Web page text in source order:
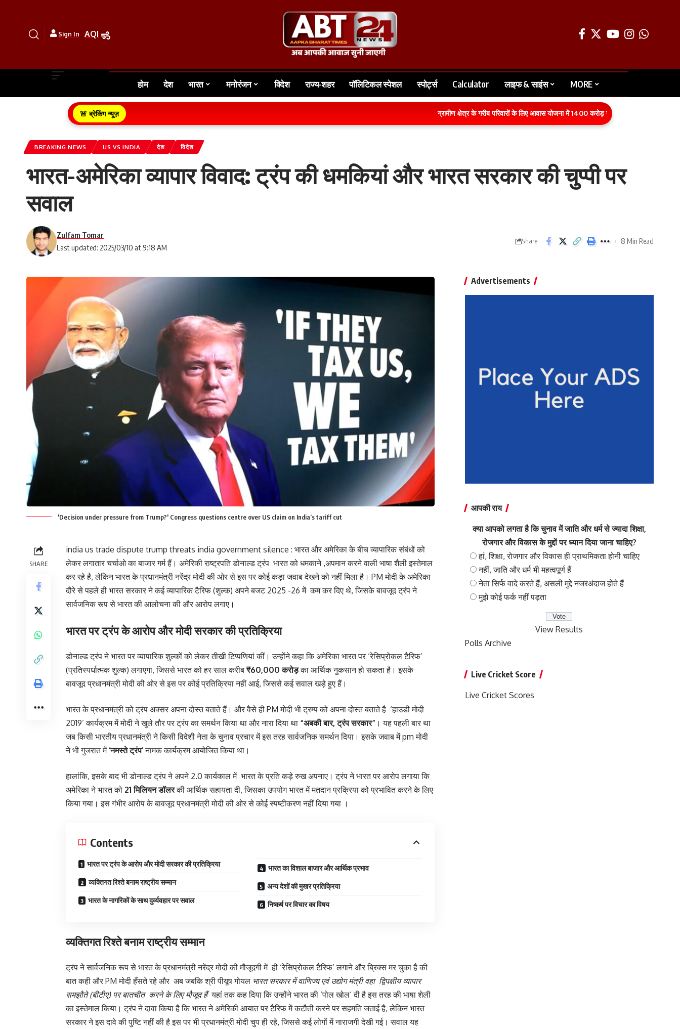
Sign In AQI
होम देश भारत मनोरंजन विदेश राज्य-शहर पॉलिटिकल स्पेशल स्पोर्ट्स Calculator लाइफ & साइंस MORE
🚨 ब्रेकिंग न्यूज़ ग्रामीण क्षेत्र के गरीब परिवारों के लिए आवास योजना में 1400 करोड़ रुपये का बजट वित्तीय वर्ष 2026-27
BREAKING NEWS US VS INDIA देश विदेश
भारत-अमेरिका व्यापार विवाद: ट्रंप की धमकियां और भारत सरकार की चुप्पी पर
सवाल
Last updated: 2025/03/10 at 9:18 AM
Zulfam Tomar
Share 8 Min Read
'Decision under pressure from Trump?' Congress questions centre over US claim on India’s tariff cut
SHARE
india us trade dispute trump threats india government silence : भारत और अमेरिका के बीच व्यापारिक संबंधों को
लेकर लगातार चर्चाओ का बाजार गर्म हैं। अमेरिकी राष्ट्रपति डोनाल्ड ट्रंप भारत को धमकाने ,अपमान करने वाली भाषा शैली इस्तेमाल
कर रहे है, लेकिन भारत के प्रधानमंत्री नरेंद्र मोदी की ओर से इस पर कोई कड़ा जवाब देखने को नहीं मिला है। PM मोदी के अमेरिका
दौरे से पहले ही भारत सरकार ने कई व्यापारिक टैरिफ (शुल्क) अपने बजट 2025 -26 में कम कर दिए थे, जिसके बावजूद ट्रंप ने
सार्वजनिक रूप से भारत की आलोचना की और आरोप लगाए।
भारत पर ट्रंप के आरोप और मोदी सरकार की प्रतिक्रिया
डोनाल्ड ट्रंप ने भारत पर व्यापारिक शुल्कों को लेकर तीखी टिप्पणियां कीं। उन्होंने कहा कि अमेरिका भारत पर ‘रेसिप्रोकल टैरिफ’
(प्रतिस्पर्धात्मक शुल्क) लगाएगा, जिससे भारत को हर साल करीब ₹60,000 करोड़का आर्थिक नुकसान हो सकता है। इसके
बावजूद प्रधानमंत्री मोदी की ओर से इस पर कोई प्रतिक्रिया नहीं आई, जिससे कई सवाल खड़े हुए हैं।
भारत के प्रधानमंत्री को ट्रंप अक्सर अपना दोस्त बताते हैं। और वैसे ही PM मोदी भी ट्रम्प को अपना दोस्त बताते है ‘हाउडी मोदी
2019’ कार्यक्रम में मोदी ने खुले तौर पर ट्रंप का समर्थन किया था और नारा दिया था “अबकी बार, ट्रंप सरकार” । यह पहली बार था
जब किसी भारतीय प्रधानमंत्री ने किसी विदेशी नेता के चुनाव प्रचार में इस तरह सार्वजनिक समर्थन दिया। इसके जवाब में pm मोदी
ने भी गुजरात में‘नमस्ते ट्रंप’नामक कार्यक्रम आयोजित किया था।
हालांकि, इसके बाद भी डोनाल्ड ट्रंप ने अपने 2.0 कार्यकाल में भारत के प्रति कड़े रुख अपनाए। ट्रंप ने भारत पर आरोप लगाया कि
अमेरिका ने भारत को 21 मिलियन डॉलरकी आर्थिक सहायता दी, जिसका उपयोग भारत में मतदान प्रक्रिया को प्रभावित करने के लिए
किया गया। इस गंभीर आरोप के बावजूद प्रधानमंत्री मोदी की ओर से कोई स्पष्टीकरण नहीं दिया गया ।
Contents
भारत पर ट्रंप के आरोप और मोदी सरकार की प्रतिक्रिया
व्यक्तिगत रिश्ते बनाम राष्ट्रीय सम्मान
भारत के नागरिकों के साथ दुर्व्यवहार पर सवाल
भारत का विशाल बाजार और आर्थिक प्रभाव
अन्य देशों की मुखर प्रतिक्रिया
निष्कर्ष पर विचार का विषय
व्यक्तिगत रिश्ते बनाम राष्ट्रीय सम्मान
ट्रंप ने सार्वजनिक रूप से भारत के प्रधानमंत्री नरेंद्र मोदी की मौजूदगी में ही ‘रेसिप्रोकल टैरिफ’ लगाने और ब्रिक्स मर चुका है की
बात कही और PM मोदी हँसते रहे और अब जबकि श्री पीयूष गोयल भारत सरकार में वाणिज्य एवं उद्योग मंत्री वहा द्विपक्षीय व्यापार
समझौते (बीटीए) पर बातचीत करने के लिए मौजूद हैंयहां तक कह दिया कि उन्होंने भारत की ‘पोल खोल’ दी है इस तरह की भाषा शेली
का इस्तेमाल किया। ट्रंप ने दावा किया है कि भारत ने अमेरिकी आयात पर टैरिफ में कटौती करने पर सहमति जताई है, लेकिन भारत
सरकार ने इस दावे की पुष्टि नहीं की है इस पर भी प्रधानमंत्री मोदी चुप ही रहे, जिससे कई लोगों में नाराजगी देखी गई। सवाल यह
Advertisements
आपकी राय
क्या आपको लगता है कि चुनाव में जाति और धर्म से ज्यादा शिक्षा,
रोजगार और विकास के मुद्दों पर ध्यान दिया जाना चाहिए?
हां, शिक्षा, रोजगार और विकास ही प्राथमिकता होनी चाहिए
नहीं, जाति और धर्म भी महत्वपूर्ण हैं
नेता सिर्फ वादे करते हैं, असली मुद्दे नजरअंदाज होते हैं
मुझे कोई फर्क नहीं पड़ता
View Results
Polls Archive
Live Cricket Score
Live Cricket Scores